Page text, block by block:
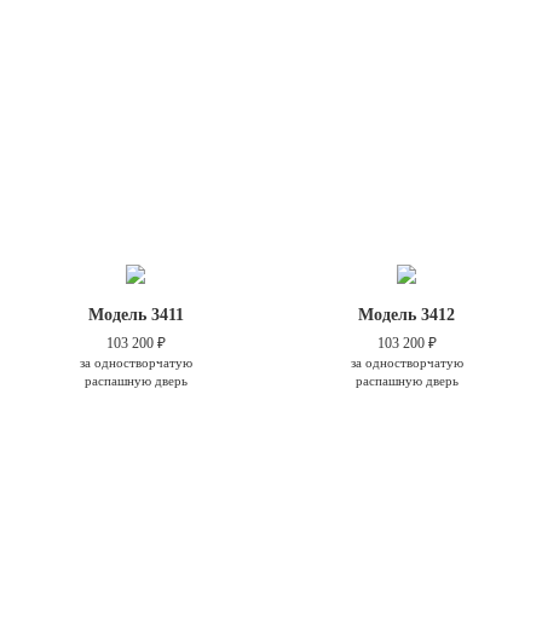
Модель 3411
103 200 ₽
за одностворчатую
распашную дверь
Модель 3412
103 200 ₽
за одностворчатую
распашную дверь